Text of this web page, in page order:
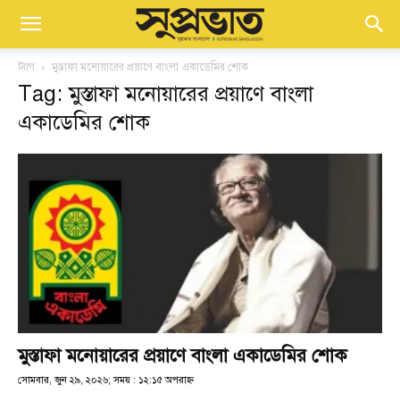
ট্যাগ মুস্তাফা মনোয়ারের প্রয়াণে বাংলা একাডেমির শোক
Tag: মুস্তাফা মনোয়ারের প্রয়াণে বাংলা
একাডেমির শোক
মুস্তাফা মনোয়ারের প্রয়াণে বাংলা একাডেমির শোক
সোমবার, জুন ২৯, ২০২৬; সময় : ১২:১৫ অপরাহ্ণ